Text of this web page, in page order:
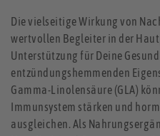
Die vielseitige Wirkung von
wertvollen Begleiter in der
Unterstützung für Deine
entzündungshemmenden
Gamma-Linolensäure (GLA)
Immunsystem stärken und
ausgleichen. Als